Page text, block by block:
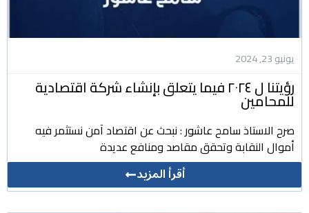
يونيو 23, 2024
رؤيتنا ل ٢٠٢٤ فيما يتعلق بإنشاء شركة اقتصادية
للمحامين
صرح الاستاذ سامح عاشور : نبحث عن اقتصاد آمن نستثمر فيه
أموال النقابة وتحقق مقاصد ومنافع عديدة
أقرأ المزيد